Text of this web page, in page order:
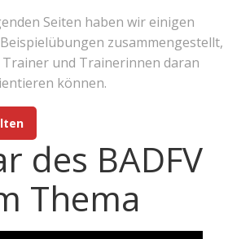
Seiten haben wir einigen
zusammengestellt,
und Trainerinnen daran
können.
des BADFV
Thema